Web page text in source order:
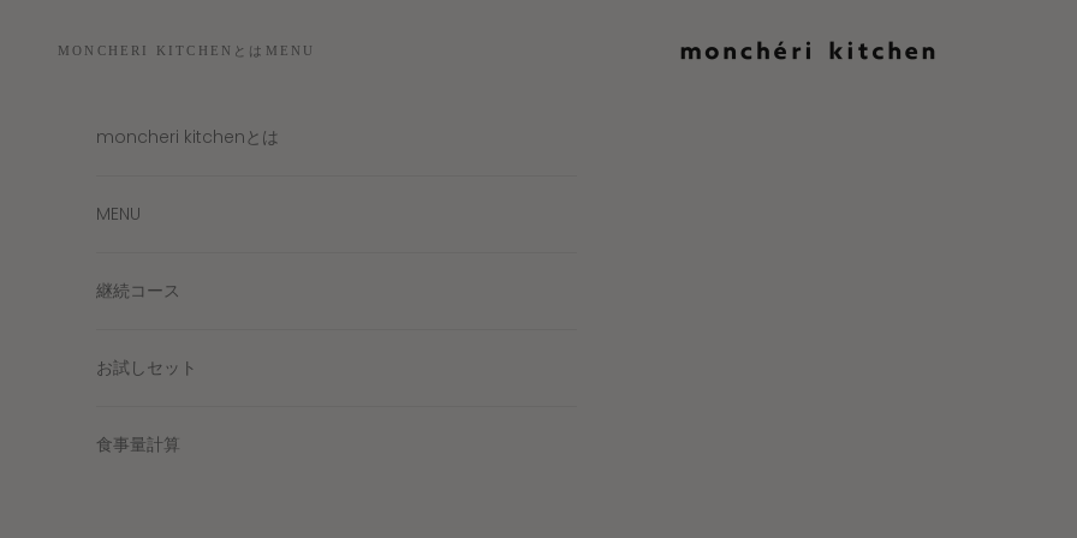
moncheri kitchen
MONCHERI KITCHENとは MENU
moncheri kitchenとは
MENU
継続コース
お試しセット
食事量計算